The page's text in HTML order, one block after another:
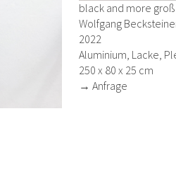
black and more groß
Wolfgang
2022
Aluminium, Lacke,
250 x 80 x 25 cm
→ Anfrage